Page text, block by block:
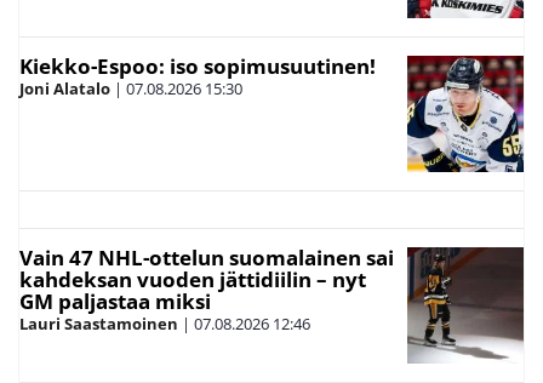
Kiekko-Espoo: iso sopimusuutinen!
Joni Alatalo | 07.08.2026 15:30
Vain 47 NHL-ottelun suomalainen sai
kahdeksan vuoden jättidiilin – nyt
GM paljastaa miksi
Lauri Saastamoinen | 07.08.2026 12:46